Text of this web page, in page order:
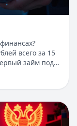
всего за 15
займ под
случаев. А
всё о
где выгодно
финансам в
России